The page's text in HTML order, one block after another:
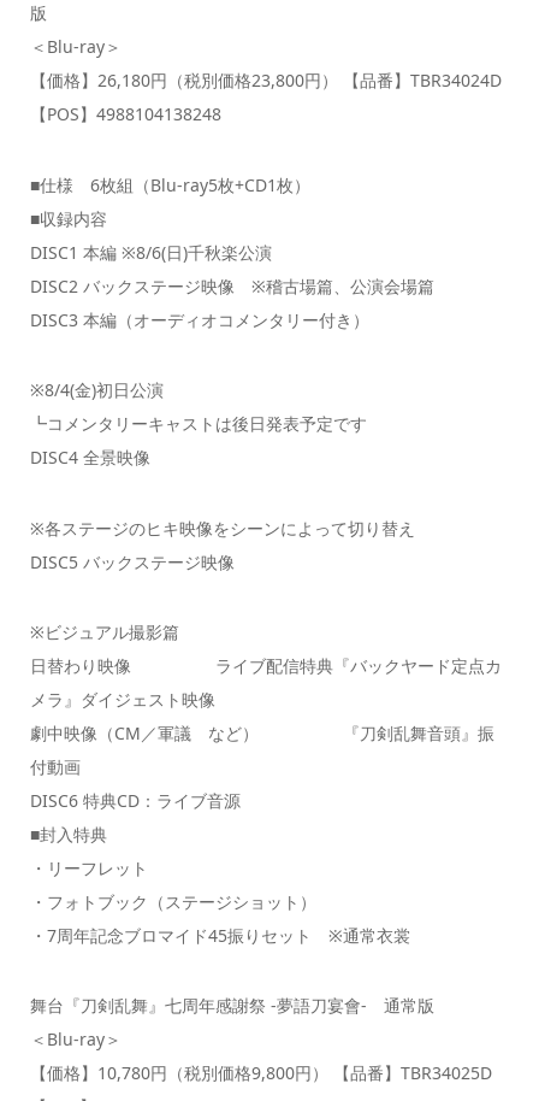
版
＜Blu-ray＞
【価格】26,180円（税別価格23,800円） 【品番】TBR34024D
【POS】4988104138248
■仕様 6枚組（Blu-ray5枚+CD1枚）
■収録内容
DISC1 本編 ※8/6(日)千秋楽公演
DISC2 バックステージ映像 ※稽古場篇、公演会場篇
DISC3 本編（オーディオコメンタリー付き）
※8/4(金)初日公演
┗コメンタリーキャストは後日発表予定です
DISC4 全景映像
※各ステージのヒキ映像をシーンによって切り替え
DISC5 バックステージ映像
※ビジュアル撮影篇
日替わり映像 ライブ配信特典『バックヤード定点カ
メラ』ダイジェスト映像
劇中映像（CM／軍議 など） 『刀剣乱舞音頭』振
付動画
DISC6 特典CD：ライブ音源
■封入特典
・リーフレット
・フォトブック（ステージショット）
・7周年記念ブロマイド45振りセット ※通常衣裳
舞台『刀剣乱舞』七周年感謝祭 -夢語刀宴會- 通常版
＜Blu-ray＞
【価格】10,780円（税別価格9,800円） 【品番】TBR34025D